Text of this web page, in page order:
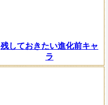
残しておきたい進化前キャ
ラ